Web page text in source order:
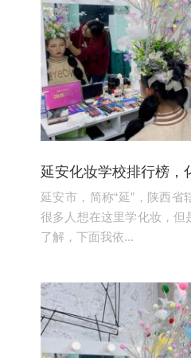
延安化妆学校排行榜，
延安市，简称“延”，陕西省
很多人想在这里学化妆，但
了解，下面我依...